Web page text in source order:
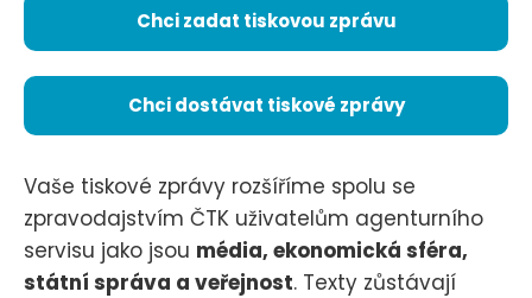
Chci zadat tiskovou zprávu
Chci dostávat tiskové zprávy
Vaše tiskové zprávy rozšíříme spolu se
zpravodajstvím ČTK uživatelům agenturního
servisu jako jsou média, ekonomická sféra,
státní správa a veřejnost. Texty zůstávají